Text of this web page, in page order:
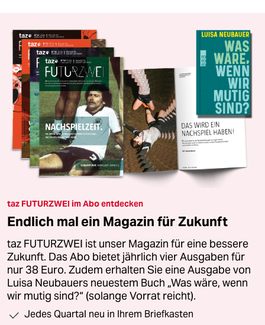
taz FUTURZWEI im Abo entdecken
Endlich mal ein Magazin für Zukunft
taz FUTURZWEI ist unser Magazin für eine bessere
Zukunft. Das Abo bietet jährlich vier Ausgaben für
nur 38 Euro. Zudem erhalten Sie eine Ausgabe von
Luisa Neubauers neuestem Buch „Was wäre, wenn
wir mutig sind?“ (solange Vorrat reicht).
Jedes Quartal neu in Ihrem Briefkasten